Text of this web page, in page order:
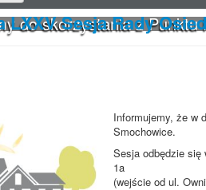
do skorzystania z Punktu
LXXV Sesja Rady
Informujemy, że w
Smochowice.
Sesja odbędzie
1a
(wejście od ul.